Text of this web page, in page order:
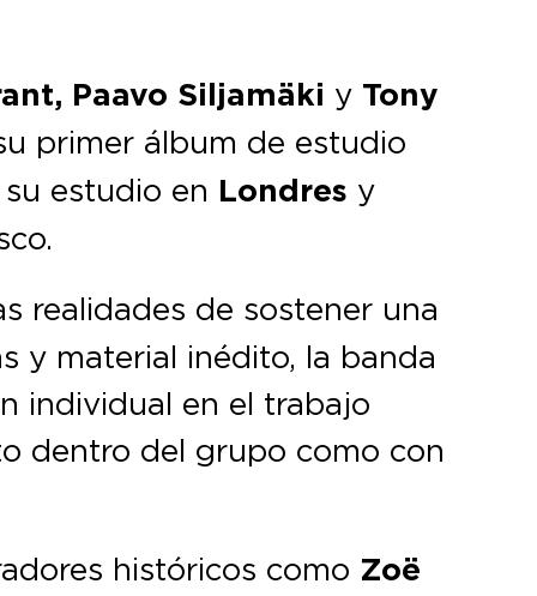
Paavo Siljamäki y Tony
primer álbum de estudio
estudio en Londres y
realidades de sostener una
y material inédito, la banda
individual en el trabajo
dentro del grupo como con
históricos como Zoë